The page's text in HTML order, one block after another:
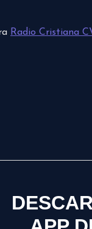
Radio Cristiana